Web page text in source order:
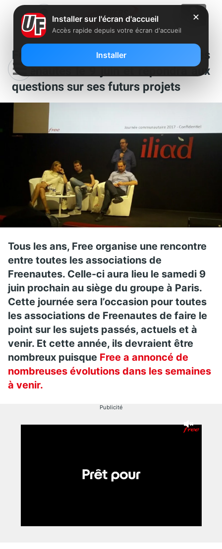
Free rencontre la communauté des
Freenautes le 9 juin et répondra aux
questions sur ses futurs projets
Tous les ans, Free organise une rencontre
entre toutes les associations de
Freenautes. Celle-ci aura lieu le samedi 9
juin prochain au siège du groupe à Paris.
Cette journée sera l’occasion pour toutes
les associations de Freenautes de faire le
point sur les sujets passés, actuels et à
venir. Et cette année, ils devraient être
nombreux puisque Free a annoncé de
nombreuses évolutions dans les semaines
à venir.
Publicité
✕
Installer sur l'écran d'accueil
Accès rapide depuis votre écran d'accueil
Installer